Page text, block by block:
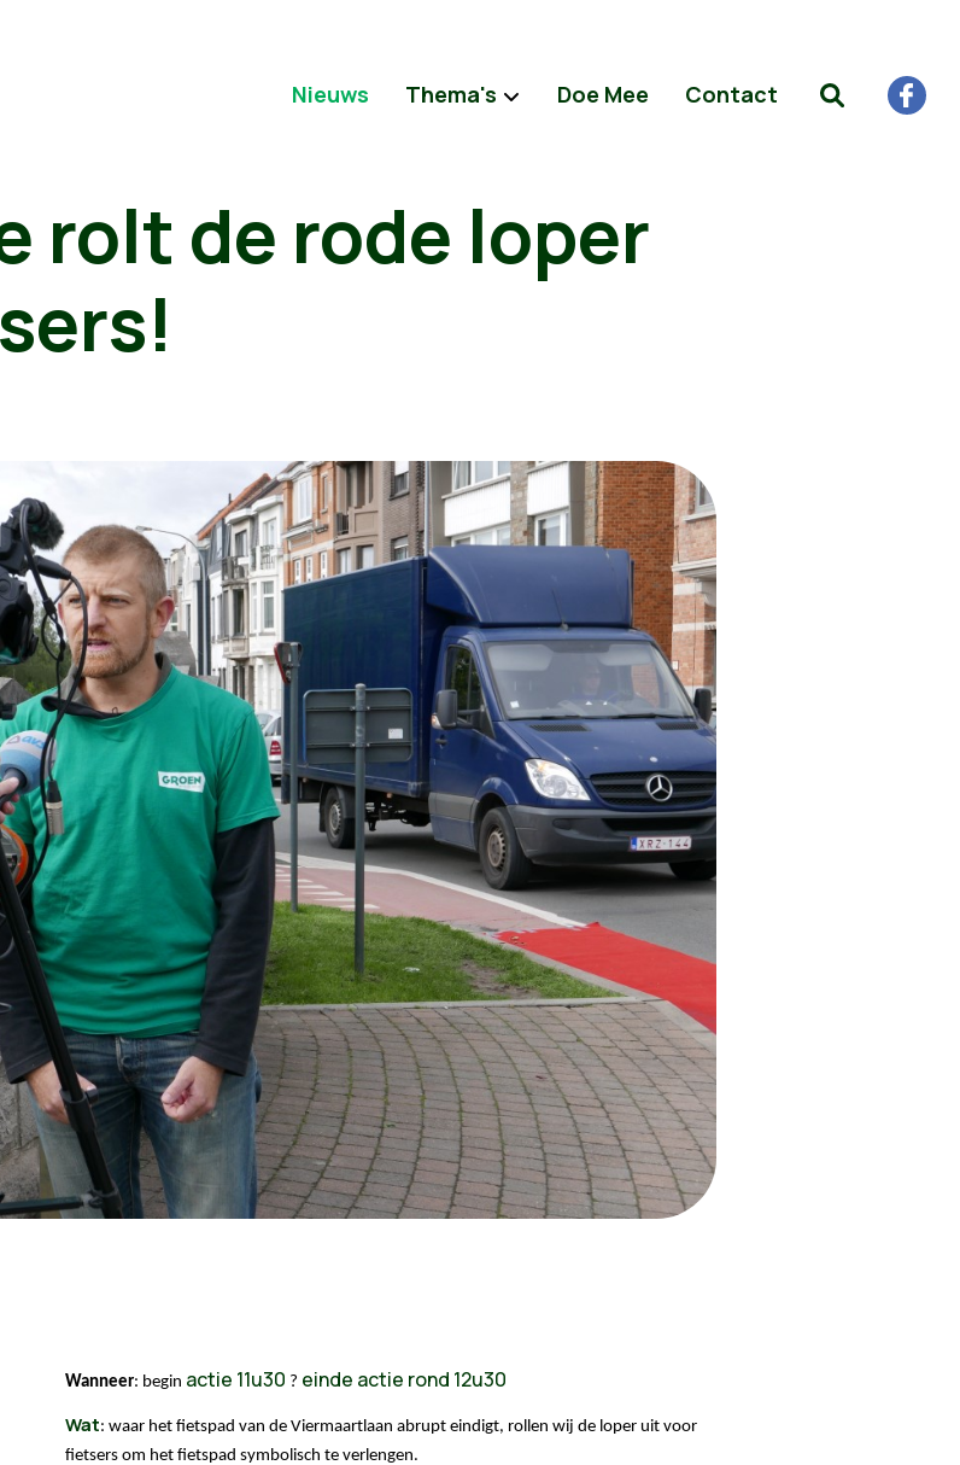
Nieuws Thema's Doe Mee Contact
rolt de rode loper
Wanneer: begin actie 11u30 ? einde actie rond 12u30
Wat: waar het fietspad van de Viermaartlaan abrupt eindigt, rollen wij de loper uit voor
fietsers om het fietspad symbolisch te verlengen.